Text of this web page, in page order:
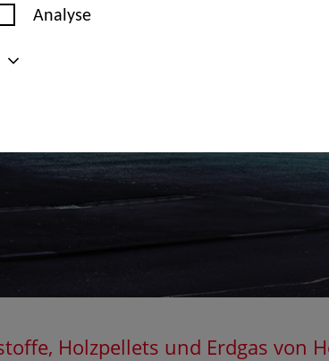
Analyse
Holzpellets und Erdgas